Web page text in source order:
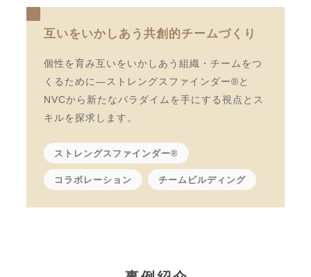
互いをいかしあう共創的チームづくり
個性を育み互いをいかしあう組織・チームをつ
くるために—ストレングスファインダー®と
NVCから新たなパラダイムを手にする視点とス
キルを探求します。
ストレングスファインダー®
コラボレーション チームビルディング